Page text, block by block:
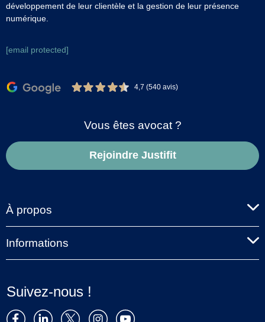
développement de leur clientèle et la gestion de leur présence
numérique.
[email protected]
4,7 (540 avis)
Vous êtes avocat ?
Rejoindre Justifit
À propos
Informations
Suivez-nous !